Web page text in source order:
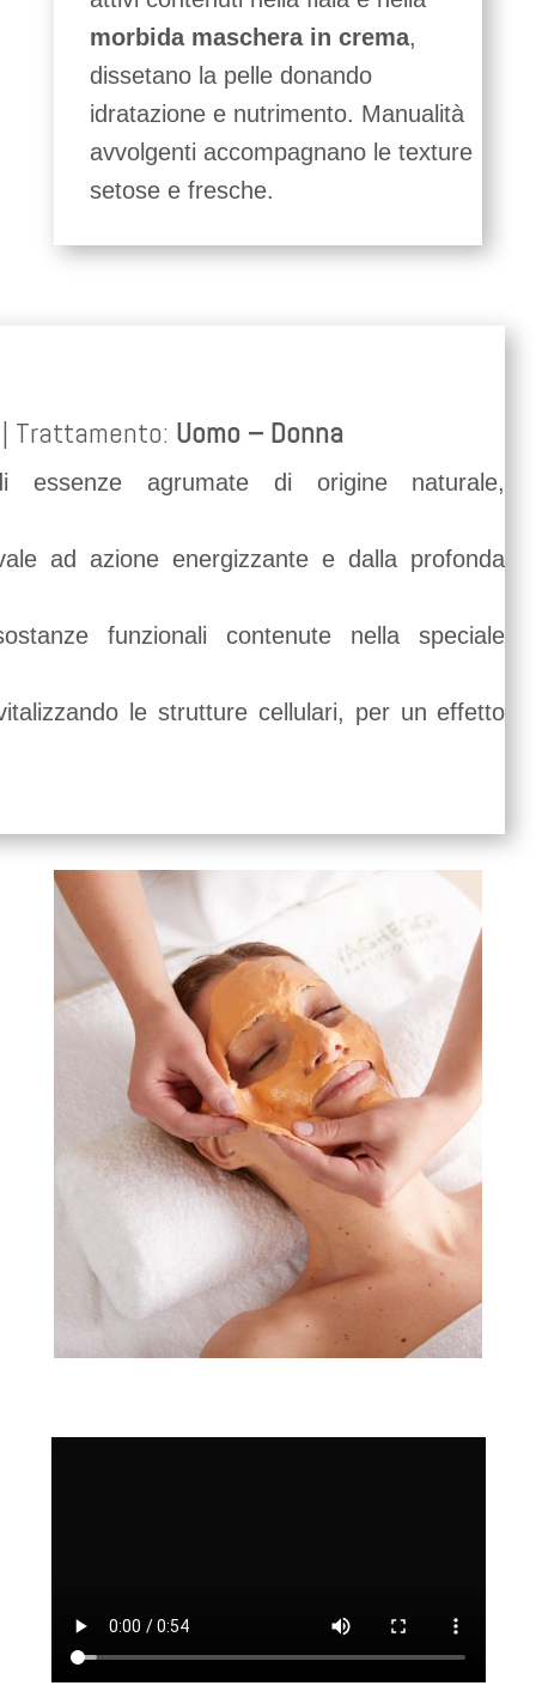
morbida maschera in crema,
dissetano la pelle donando
idratazione e nutrimento. Manualità
avvolgenti accompagnano le texture
setose e fresche.
Trattamento: Uomo – Donna
essenze agrumate di origine naturale,
ad azione energizzante e dalla profonda
funzionali contenute nella speciale
le strutture cellulari, per un effetto